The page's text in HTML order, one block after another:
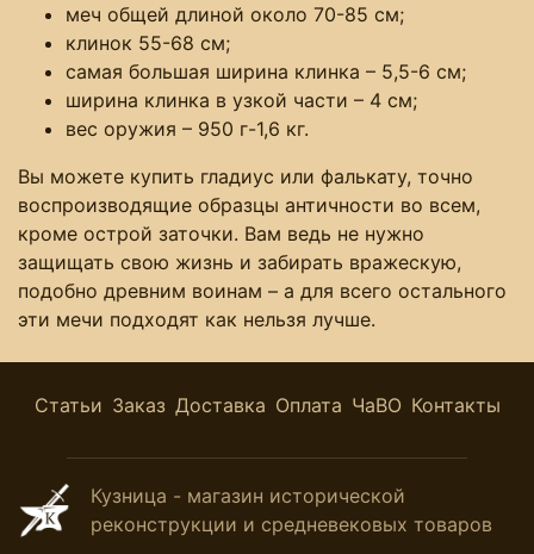
меч общей длиной около 70-85 см;
клинок 55-68 см;
самая большая ширина клинка – 5,5-6 см;
ширина клинка в узкой части – 4 см;
вес оружия – 950 г-1,6 кг.
Вы можете купить гладиус или фалькату, точно
воспроизводящие образцы античности во всем,
кроме острой заточки. Вам ведь не нужно
защищать свою жизнь и забирать вражескую,
подобно древним воинам – а для всего остального
эти мечи подходят как нельзя лучше.
Статьи Заказ Доставка Оплата ЧаВО Контакты
Кузница - магазин исторической
реконструкции и средневековых товаров